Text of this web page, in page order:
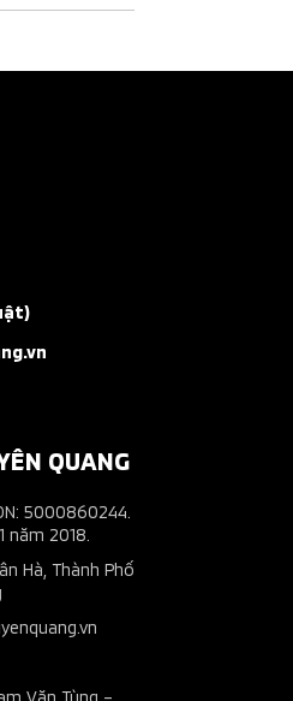
QUANG
5000860244.
năm 2018.
Hà, Thành Phố
Văn Tùng –